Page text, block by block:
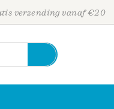
verzending vanaf €20